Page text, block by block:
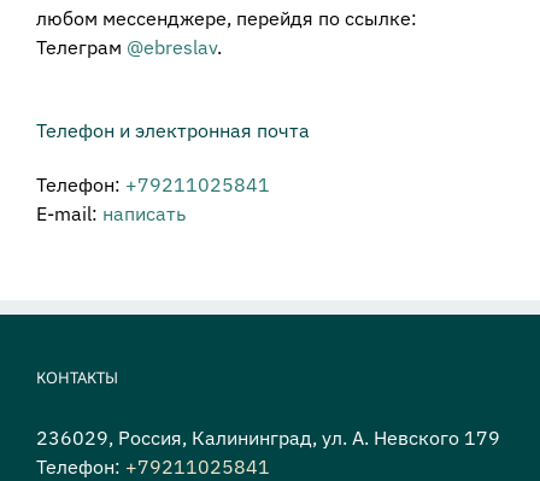
любом мессенджере, перейдя по ссылке:
Телеграм @ebreslav.
Телефон и электронная почта
Телефон: +79211025841
E-mail: написать
КОНТАКТЫ
236029, Россия, Калининград, ул. А. Невского 179
Телефон: +79211025841